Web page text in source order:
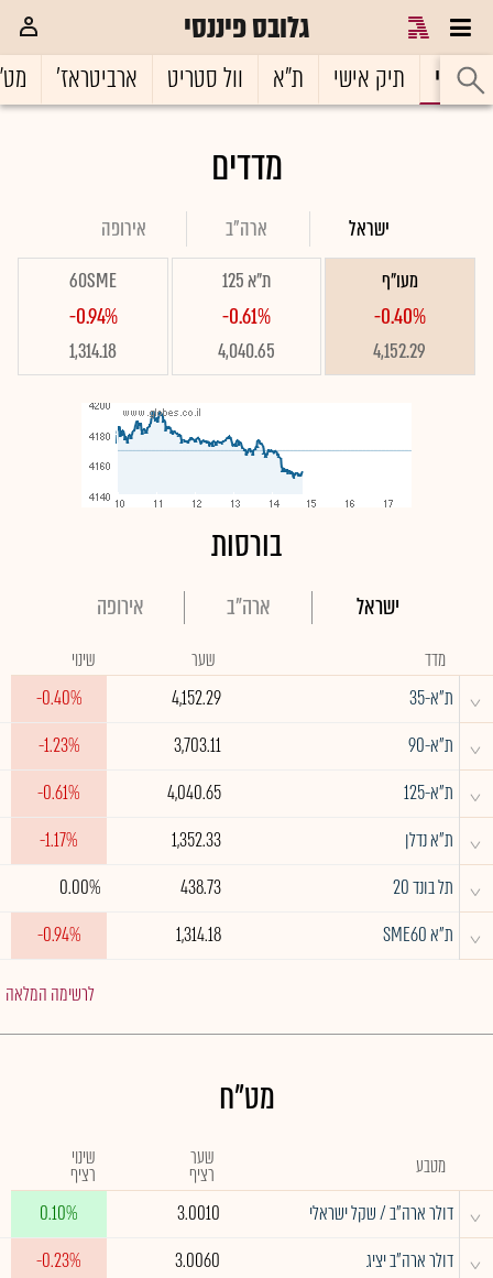
גלובס פיננסי
ראשי תיק אישי ת"א וול סטריט ארביטראז'
מדדים
ישראל ארה"ב אירופה
מעו"ף
-0.40%
4,152.29
ת"א 125
-0.61%
4,040.65
60SME
-0.94%
1,314.18
בורסות
ישראל ארה"ב אירופה
מדד שער שינוי
^ ת"א-35 4,152.29
-0.40%
^ ת"א-90 3,703.11
-1.23%
^ ת"א-125 4,040.65
-0.61%
^ ת"א נדלן 1,352.33
-1.17%
^ תל בונד 20 438.73
0.00%
^ ת"א SME60 1,314.18
-0.94%
לרשימה המלאה
מט"ח
מטבע שער
רציף
שינוי
רציף
^ דולר ארה"ב / שקל ישראלי 3.0010
0.10%
^ דולר ארה"ב יציג 3.0060
-0.23%